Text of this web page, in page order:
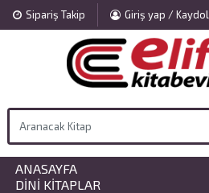
Sipariş Takip Giriş yap / Kaydol
ANASAYFA
DINI KITAPLAR